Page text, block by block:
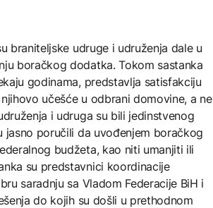
braniteljske udruge i udruženja dale u
boračkog dodatka. Tokom sastanka
godinama, predstavlja satisfakciju
učešće u odbrani domovine, a ne
i udruga su bili jedinstvenog
poručili da uvođenjem boračkog
budžeta, kao niti umanjiti ili
su predstavnici koordinacije
saradnju sa Vladom Federacije BiH i
do kojih su došli u prethodnom